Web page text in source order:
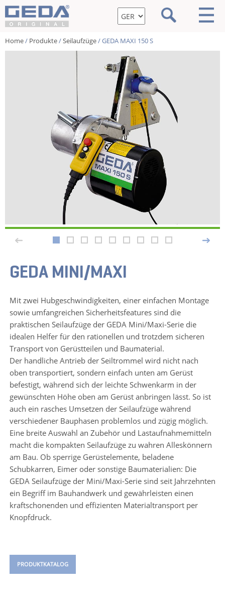
Home/ Produkte/Seilaufzüge/ GEDA MAXI 150 S
GEDA MINI/MAXI
Mit zwei Hubgeschwindigkeiten, einer einfachen Montage
sowie umfangreichen Sicherheitsfeatures sind die
praktischen Seilaufzüge der GEDA Mini/Maxi-Serie die
idealen Helfer für den rationellen und trotzdem sicheren
Transport von Gerüstteilen und Baumaterial.
Der handliche Antrieb der Seiltrommel wird nicht nach
oben transportiert, sondern einfach unten am Gerüst
befestigt, während sich der leichte Schwenkarm in der
gewünschten Höhe oben am Gerüst anbringen lässt. So ist
auch ein rasches Umsetzen der Seilaufzüge während
verschiedener Bauphasen problemlos und zügig möglich.
Eine breite Auswahl an Zubehör und Lastaufnahmemitteln
macht die kompakten Seilaufzüge zu wahren Alleskönnern
am Bau. Ob sperrige Gerüstelemente, beladene
Schubkarren, Eimer oder sonstige Baumaterialien: Die
GEDA Seilaufzüge der Mini/Maxi-Serie sind seit Jahrzehnten
ein Begriff im Bauhandwerk und gewährleisten einen
kraftschonenden und effizienten Materialtransport per
Knopfdruck.
PRODUKTKATALOG